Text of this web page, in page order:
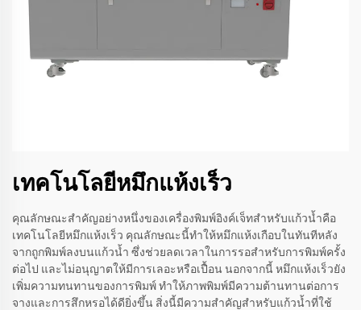
เทคโนโลยีหมึกแห้งเร็ว
คุณลักษณะสำคัญอย่างหนึ่งของเครื่องพิมพ์อิงค์เจ็ทสำหรับแก้วน้ำคือ
เทคโนโลยีหมึกแห้งเร็ว คุณลักษณะนี้ทำให้หมึกแห้งเกือบในทันทีหลัง
จากถูกพิมพ์ลงบนแก้วน้ำ ซึ่งช่วยลดเวลาในการรอสำหรับการพิมพ์ครั้ง
ต่อไป และไม่อนุญาตให้มีการเลอะหรือเปื้อน นอกจากนี้ หมึกแห้งเร็วยัง
เพิ่มความทนทานของการพิมพ์ ทำให้ภาพพิมพ์มีความต้านทานต่อการ
จางและการสึกหรอได้ดียิ่งขึ้น สิ่งนี้มีความสำคัญสำหรับแก้วน้ำที่ใช้